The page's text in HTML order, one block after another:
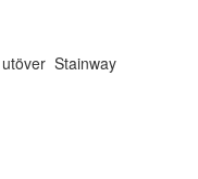
Stainway